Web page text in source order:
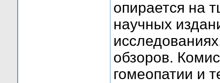
опирается на
научных
обзоров.
гомеопатии и